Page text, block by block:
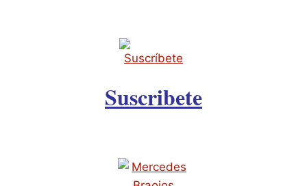
Suscribete